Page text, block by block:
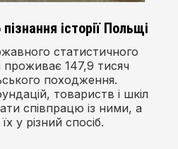
історії Польщі
статистичного
проживає 147,9 тисяч
походження.
товариств і шкіл
співпрацю із ними, а
у різний спосіб.